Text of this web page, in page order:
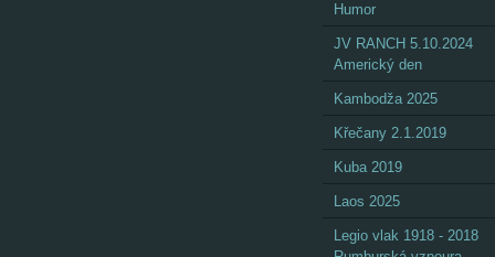
Humor
JV RANCH 5.10.2024
Americký den
Kambodža 2025
Křečany 2.1.2019
Kuba 2019
Laos 2025
Legio vlak 1918 - 2018